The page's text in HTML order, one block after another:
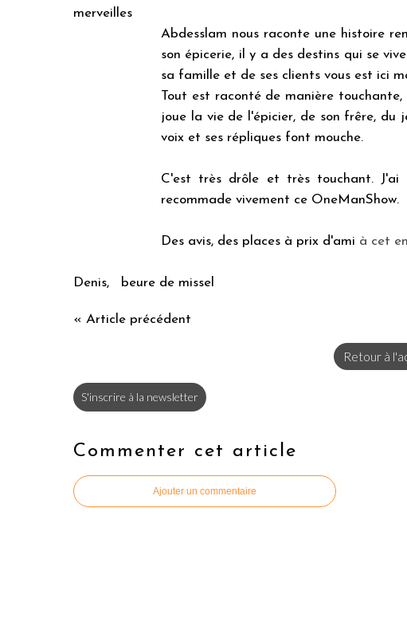
Abdesslam nous raconte une histoire
son épicerie, il y a des destins qui se
sa famille et de ses clients vous est ici
Tout est raconté de manière
joue la vie de l'épicier, de son frêre, du
voix et ses répliques font mouche.
C'est très drôle et très touchant. J'ai
recommade vivement ce OneManShow.
Des avis, des places à prix d'ami à cet
Denis, beure de missel
« Article précédent
Retour à
S'inscrire à la newsletter
Commenter cet article
Ajouter un commentaire